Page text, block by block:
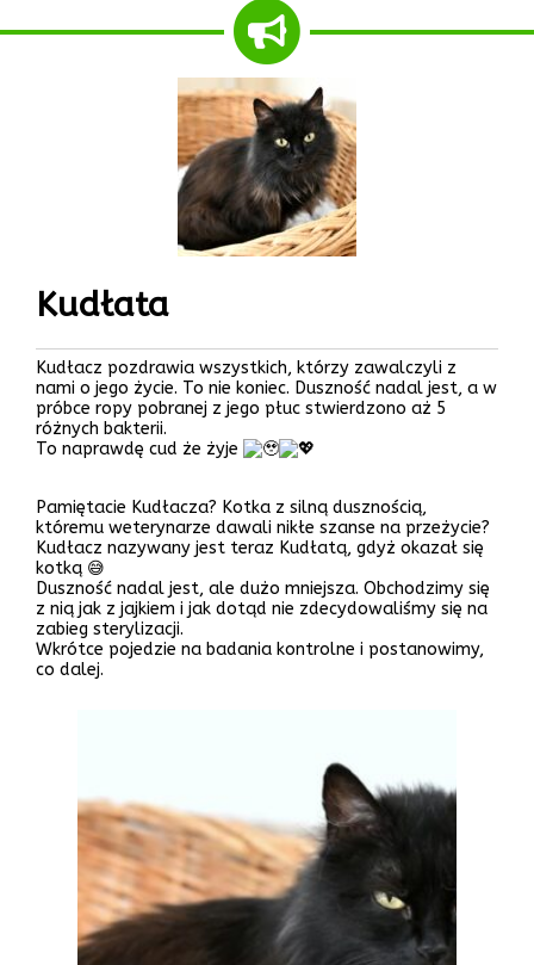
Kudłata
Kudłacz pozdrawia wszystkich, którzy zawalczyli z
nami o jego życie. To nie koniec. Duszność nadal jest, a w
próbce ropy pobranej z jego płuc stwierdzono aż 5
różnych bakterii.
To naprawdę cud że żyje
Pamiętacie Kudłacza? Kotka z silną dusznością,
któremu weterynarze dawali nikłe szanse na przeżycie?
Kudłacz nazywany jest teraz Kudłatą, gdyż okazał się
kotką 😅
Duszność nadal jest, ale dużo mniejsza. Obchodzimy się
z nią jak z jajkiem i jak dotąd nie zdecydowaliśmy się na
zabieg sterylizacji.
Wkrótce pojedzie na badania kontrolne i postanowimy,
co dalej.